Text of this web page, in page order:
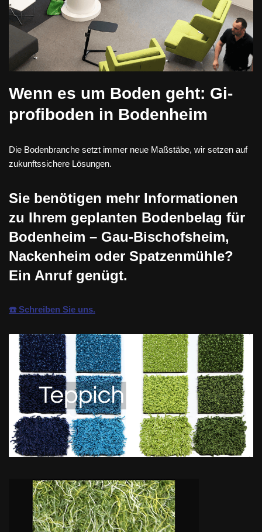
Wenn es um Boden geht: Gi-
profiboden in Bodenheim
Die Bodenbranche setzt immer neue Maßstäbe, wir setzen auf
zukunftssichere Lösungen.
Sie benötigen mehr Informationen
zu Ihrem geplanten Bodenbelag für
Bodenheim – Gau-Bischofsheim,
Nackenheim oder Spatzenmühle?
Ein Anruf genügt.
☎️ Schreiben Sie uns.